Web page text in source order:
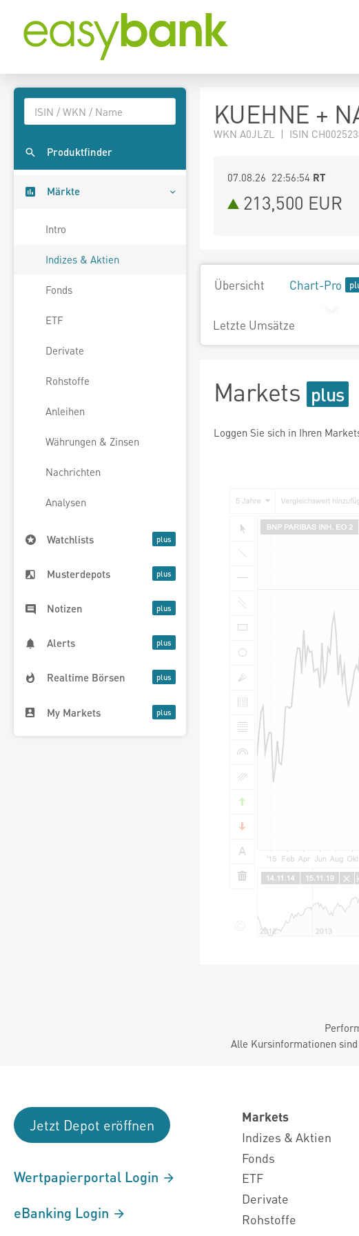
Produktfinder
Märkte
Intro
Indizes & Aktien
Fonds
ETF
Derivate
Rohstoffe
Anleihen
Währungen & Zinsen
Nachrichten
Analysen
Watchlists
Musterdepots
Notizen
Alerts
Realtime Börsen
My Markets
KUEHNE +
WKN A0JLZL | ISIN
07.08.26 22:56:54 RT
213,500 EUR
Übersicht Chart-Pro
Letzte Umsätze
Markets
Loggen Sie sich in Ihren
Alle Kursinformationen
Jetzt Depot eröffnen
Wertpapierportal Login
eBanking Login
Markets
Indizes & Aktien
Fonds
ETF
Derivate
Rohstoffe